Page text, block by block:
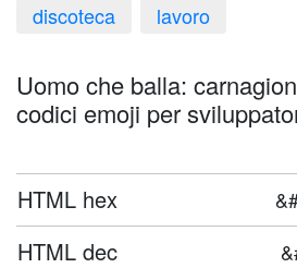
discoteca
lavoro
Uomo che balla:
codici emoji per
HTML hex
HTML dec